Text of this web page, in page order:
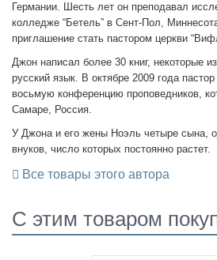
Германии. Шесть лет он преподавал
колледже “Бетель” в Сент-Пол,
приглашение стать пастором церкви
Джон написал более 30 книг, некоторые
русский язык. В октябре 2009 года
восьмую конференцию проповедников,
Самаре, Россия.
У Джона и его жены Ноэль четыре сына,
внуков, число которых постоянно растет.
Все товары этого автора
C этим товаром